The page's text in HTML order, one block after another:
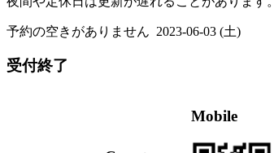
予約の空きがありません 2023-06-03 (土)
受付終了
Mobile